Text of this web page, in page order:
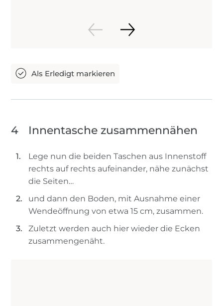
4 Innentasche zusammennähen
Lege nun die beiden Taschen aus Innenstoff
rechts auf rechts aufeinander, nähe zunächst
die Seiten…
und dann den Boden, mit Ausnahme einer
Wendeöffnung von etwa 15 cm, zusammen.
Zuletzt werden auch hier wieder die Ecken
zusammengenäht.